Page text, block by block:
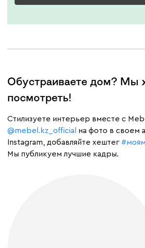
Обустраиваете дом? Мы
посмотреть!
Cтилизуете интерьер вместе с
@mebel.kz_official
на фото в своем
Instagram, добавляйте хештег
Мы публикуем лучшие кадры.